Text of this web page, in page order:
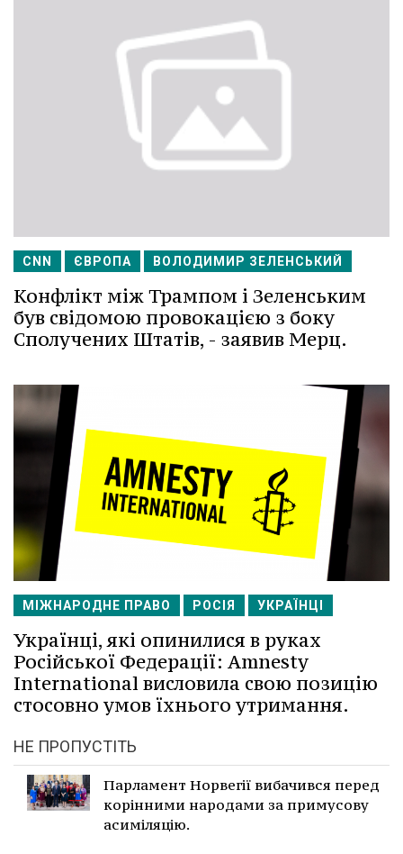
CNN ЄВРОПА ВОЛОДИМИР ЗЕЛЕНСЬКИЙ
Конфлікт між Трампом і Зеленським
був свідомою провокацією з боку
Сполучених Штатів, - заявив Мерц.
МІЖНАРОДНЕ ПРАВО РОСІЯ УКРАЇНЦІ
Українці, які опинилися в руках
Російської Федерації: Amnesty
International висловила свою позицію
стосовно умов їхнього утримання.
НЕ ПРОПУСТІТЬ
Парламент Норвегії вибачився перед
корінними народами за примусову
асиміляцію.